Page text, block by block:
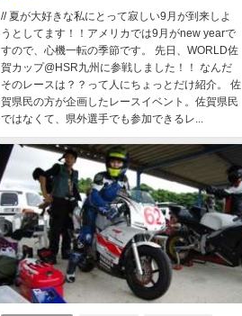
// 夏が大好きな私にとって寂しい9月が到来しよ
うとしてます！！アメリカでは9月がnew yearで
すので、心機一転の季節です。 先日、WORLD佐
賀カップ@HSR九州に参戦しました！！ なんだ
そのレースは？？って人にちょっとだけ紹介。 佐
賀県民の方が企画したレースイベント。佐賀県民
ではなくて、県外選手でも参加できるレ...